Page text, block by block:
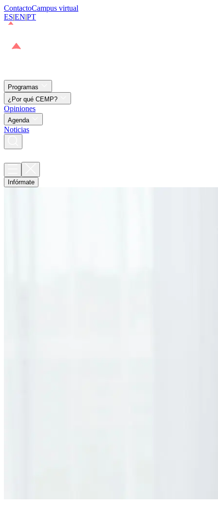
ContactoCampus virtual
ES|EN|PT
Programas
¿Por qué CEMP?
Opiniones
Agenda
Noticias
Infórmate